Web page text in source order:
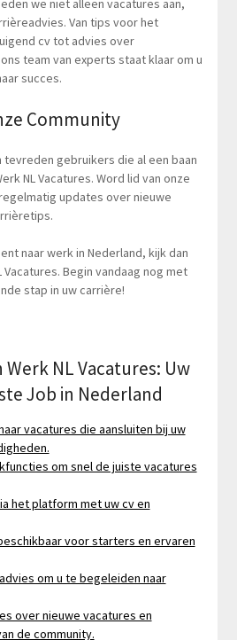
we niet alleen vacatures aan,
Van tips voor het
cv tot advies over
team van experts staat klaar om u
succes.
Community
tevreden gebruikers die al een baan
NL Vacatures. Word lid van onze
updates over nieuwe
naar werk in Nederland, kijk dan
Begin vandaag nog met
stap in uw carrière!
NL Vacatures: Uw
Job in Nederland
vacatures die aansluiten bij uw
om snel de juiste vacatures
het platform met uw cv en
voor starters en ervaren
om u te begeleiden naar
over nieuwe vacatures en
de community.